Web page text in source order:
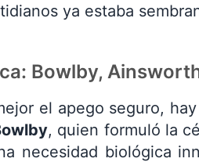
ya estaba
Bowlby,
el apego seguro,
, quien formuló la
necesidad biológica